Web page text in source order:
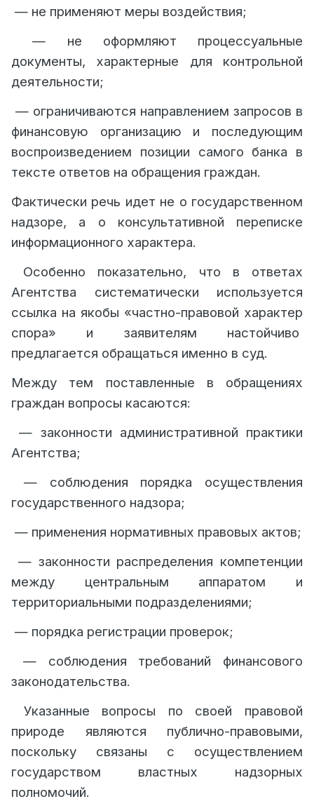
— не применяют меры воздействия;
— не оформляют процессуальные
документы, характерные для контрольной
деятельности;
— ограничиваются направлением запросов в
финансовую организацию и последующим
воспроизведением позиции самого банка в
тексте ответов на обращения граждан.
Фактически речь идет не о государственном
надзоре, а о консультативной переписке
информационного характера.
Особенно показательно, что в ответах
Агентства систематически используется
ссылка на якобы «частно-правовой характер
спора» и заявителям настойчиво
предлагается обращаться именно в суд.
Между тем поставленные в обращениях
граждан вопросы касаются:
— законности административной практики
Агентства;
— соблюдения порядка осуществления
государственного надзора;
— применения нормативных правовых актов;
— законности распределения компетенции
между центральным аппаратом и
территориальными подразделениями;
— порядка регистрации проверок;
— соблюдения требований финансового
законодательства.
Указанные вопросы по своей правовой
природе являются публично-правовыми,
поскольку связаны с осуществлением
государством властных надзорных
полномочий.